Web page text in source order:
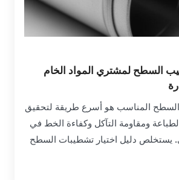
السطح لمشتري المواد الخام
المناسب هو أسرع طريقة لتحقيق
ومقاومة التآكل وكفاءة الخط في
يستخلص دليل اختيار تشطيبات السطح
الشائعة، وكيفية تصرفها على